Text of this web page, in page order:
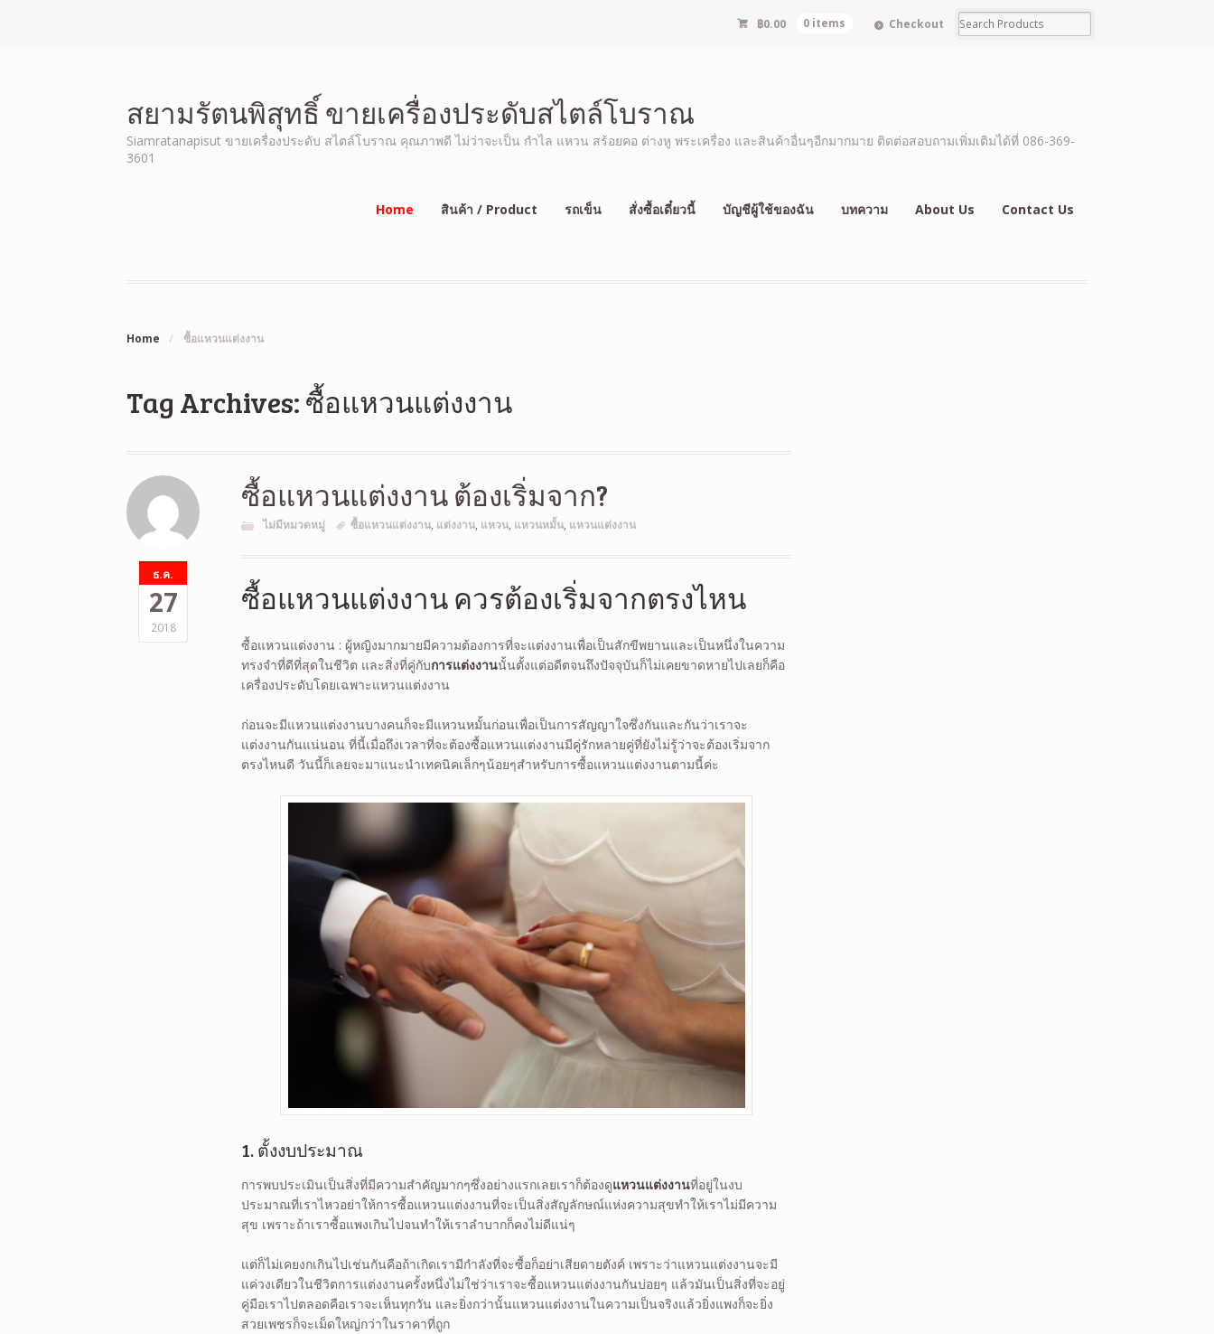
฿0.00 0 items Checkout
สยามรัตนพิสุทธิ์ ขายเครื่องประดับสไตล์โบราณ
Siamratanapisut ขายเครื่องประดับ สไตล์โบราณ คุณภาพดี ไม่ว่าจะเป็น กำไล แหวน สร้อยคอ ต่างหู พระเครื่อง และสินค้าอื่นๆอีกมากมาย ติดต่อสอบถามเพิ่มเติมได้ที่ 086-369-
3601
Home สินค้า / Product รถเข็น สั่งซื้อเดี๋ยวนี้ บัญชีผู้ใช้ของฉัน บทความ About Us Contact Us
Home / ซื้อแหวนแต่งงาน
Tag Archives: ซื้อแหวนแต่งงาน
ธ.ค.
27
2018
ซื้อแหวนแต่งงาน ต้องเริ่มจาก?
ไม่มีหมวดหมู่ ซื้อแหวนแต่งงาน, แต่งงาน, แหวน, แหวนหมั้น, แหวนแต่งงาน
ซื้อแหวนแต่งงาน ควรต้องเริ่มจากตรงไหน
ซื้อแหวนแต่งงาน : ผู้หญิงมากมายมีความต้องการที่จะแต่งงานเพื่อเป็นสักขีพยานและเป็นหนึ่งในความ
ทรงจำที่ดีที่สุดในชีวิต และสิ่งที่คู่กับการแต่งงานนั้นตั้งแต่อดีตจนถึงปัจจุบันก็ไม่เคยขาดหายไปเลยก็คือ
เครื่องประดับโดยเฉพาะแหวนแต่งงาน
ก่อนจะมีแหวนแต่งงานบางคนก็จะมีแหวนหมั้นก่อนเพื่อเป็นการสัญญาใจซึ่งกันและกันว่าเราจะ
แต่งงานกันแน่นอน ที่นี้เมื่อถึงเวลาที่จะต้องซื้อแหวนแต่งงานมีคู่รักหลายคู่ที่ยังไม่รู้ว่าจะต้องเริ่มจาก
ตรงไหนดี วันนี้ก็เลยจะมาแนะนำเทคนิคเล็กๆน้อยๆสำหรับการซื้อแหวนแต่งงานตามนี้ค่ะ
1. ตั้งงบประมาณ
การพบประเมินเป็นสิ่งที่มีความสำคัญมากๆซึ่งอย่างแรกเลยเราก็ต้องดูแหวนแต่งงานที่อยู่ในงบ
ประมาณที่เราไหวอย่าให้การซื้อแหวนแต่งงานที่จะเป็นสิ่งสัญลักษณ์แห่งความสุขทำให้เราไม่มีความ
สุข เพราะถ้าเราซื้อแพงเกินไปจนทำให้เราลำบากก็คงไม่ดีแน่ๆ
แต่ก็ไม่เคยงกเกินไปเช่นกันคือถ้าเกิดเรามีกำลังที่จะซื้อก็อย่าเสียดายตังค์ เพราะว่าแหวนแต่งงานจะมี
แค่วงเดียวในชีวิตการแต่งงานครั้งหนึ่งไม่ใช่ว่าเราจะซื้อแหวนแต่งงานกันบ่อยๆ แล้วมันเป็นสิ่งที่จะอยู่
คู่มือเราไปตลอดคือเราจะเห็นทุกวัน และยิ่งกว่านั้นแหวนแต่งงานในความเป็นจริงแล้วยิ่งแพงก็จะยิ่ง
สวยเพชรก็จะเม็ดใหญ่กว่าในราคาที่ถูก